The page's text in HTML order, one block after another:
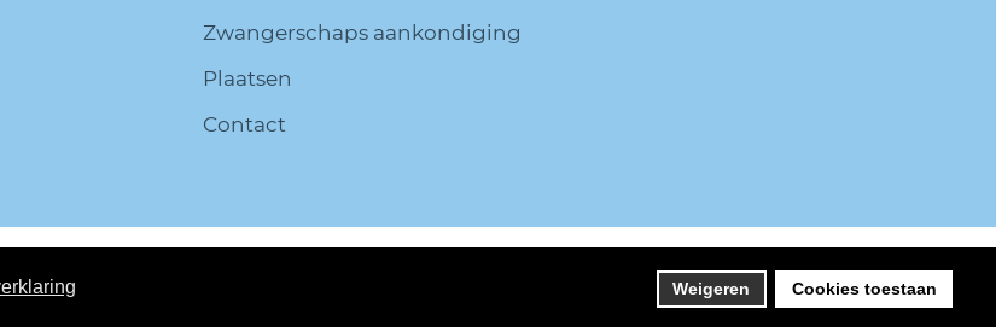
Weigeren Cookies toestaan
Zwangerschaps aankondiging
Plaatsen
Contact
Reserved. Onderhoud en beheerJoomlapartner